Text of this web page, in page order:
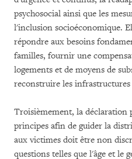
psychosocial ainsi que les
l'inclusion socioéconomique.
répondre aux besoins
familles, fournir une
logements et de moyens de
reconstruire les infrastructures
Troisièmement, la déclaration
principes afin de guider la
aux victimes doit être non
questions telles que l'âge et le